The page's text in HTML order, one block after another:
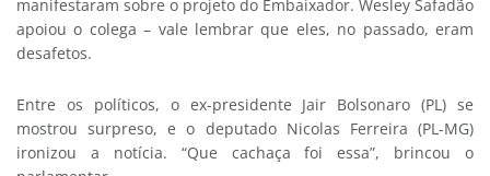
manifestaram sobre o projeto do Embaixador. Wesley Safadão
apoiou o colega – vale lembrar que eles, no passado, eram
desafetos.
Entre os políticos, o ex-presidente Jair Bolsonaro (PL) se
mostrou surpreso, e o deputado Nicolas Ferreira (PL-MG)
ironizou a notícia. “Que cachaça foi essa”, brincou o